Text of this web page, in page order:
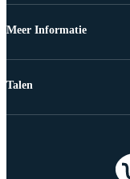
Meer Informatie
Talen